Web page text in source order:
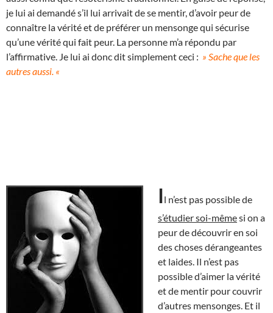
je lui ai demandé s’il lui arrivait de se mentir, d’avoir peur de
connaître la vérité et de préférer un mensonge qui sécurise
qu’une vérité qui fait peur. La personne m’a répondu par
l’affirmative. Je lui ai donc dit simplement ceci : » Sache que les
autres aussi. «
Il n’est pas possible de
s’étudier soi-mêmesi on a
peur de découvrir en soi
des choses dérangeantes
et laides. Il n’est pas
possible d’aimer la vérité
et de mentir pour couvrir
d’autres mensonges. Et il